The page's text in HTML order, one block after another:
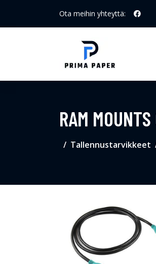
Ota meihin yhteyttä:
RAM
Tallennustarvikkeet